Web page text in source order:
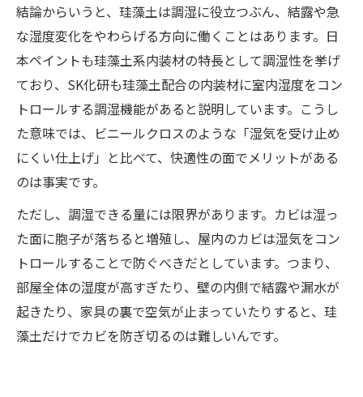
珪藻土のカビは、見た目より「原因の切り分
け」が大事です
珪藻土のカビに困ったら、専門業者に任せた方
がいい理由
カビバスターズ福岡が大切にしていること
こんな方は、早めにご相談ください
まとめ
結論からいうと、珪藻土は調湿に役立つぶん、結露や急
な湿度変化をやわらげる方向に働くことはあります。日
本ペイントも珪藻土系内装材の特長として調湿性を挙げ
ており、SK化研も珪藻土配合の内装材に室内湿度をコン
トロールする調湿機能があると説明しています。こうし
た意味では、ビニールクロスのような「湿気を受け止め
にくい仕上げ」と比べて、快適性の面でメリットがある
のは事実です。
ただし、調湿できる量には限界があります。カビは湿っ
た面に胞子が落ちると増殖し、屋内のカビは湿気をコン
トロールすることで防ぐべきだとしています。つまり、
部屋全体の湿度が高すぎたり、壁の内側で結露や漏水が
起きたり、家具の裏で空気が止まっていたりすると、珪
藻土だけでカビを防ぎ切るのは難しいんです。